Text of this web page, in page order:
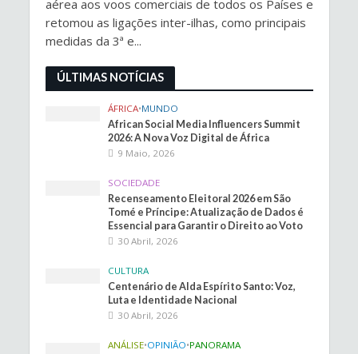
aérea aos voos comerciais de todos os Países e
retomou as ligações inter-ilhas, como principais
medidas da 3ª e...
ÚLTIMAS NOTÍCIAS
ÁFRICA•MUNDO
African Social Media Influencers Summit
2026: A Nova Voz Digital de África
9 Maio, 2026
SOCIEDADE
Recenseamento Eleitoral 2026 em São
Tomé e Príncipe: Atualização de Dados é
Essencial para Garantir o Direito ao Voto
30 Abril, 2026
CULTURA
Centenário de Alda Espírito Santo: Voz,
Luta e Identidade Nacional
30 Abril, 2026
ANÁLISE•OPINIÃO•PANORAMA